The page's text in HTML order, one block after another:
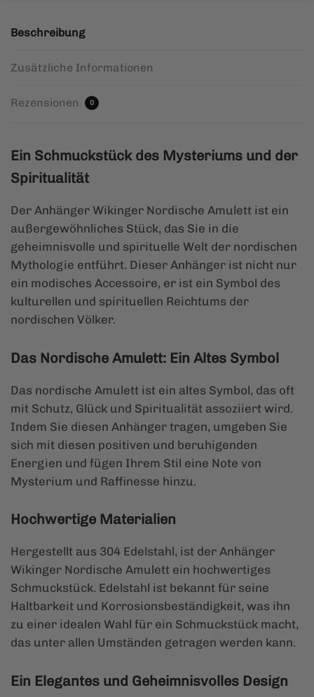
Beschreibung
Zusätzliche Informationen
Rezensionen 0
Ein Schmuckstück des Mysteriums und der
Spiritualität
Der Anhänger Wikinger Nordische Amulett ist ein
außergewöhnliches Stück, das Sie in die
geheimnisvolle und spirituelle Welt der nordischen
Mythologie entführt. Dieser Anhänger ist nicht nur
ein modisches Accessoire, er ist ein Symbol des
kulturellen und spirituellen Reichtums der
nordischen Völker.
Das Nordische Amulett: Ein Altes Symbol
Das nordische Amulett ist ein altes Symbol, das oft
mit Schutz, Glück und Spiritualität assoziiert wird.
Indem Sie diesen Anhänger tragen, umgeben Sie
sich mit diesen positiven und beruhigenden
Energien und fügen Ihrem Stil eine Note von
Mysterium und Raffinesse hinzu.
Hochwertige Materialien
Hergestellt aus 304 Edelstahl, ist der Anhänger
Wikinger Nordische Amulett ein hochwertiges
Schmuckstück. Edelstahl ist bekannt für seine
Haltbarkeit und Korrosionsbeständigkeit, was ihn
zu einer idealen Wahl für ein Schmuckstück macht,
das unter allen Umständen getragen werden kann.
Ein Elegantes und Geheimnisvolles Design